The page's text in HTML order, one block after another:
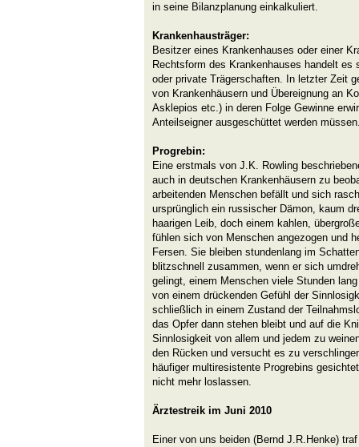
in seine Bilanzplanung einkalkuliert.
Krankenhausträger:
Besitzer eines Krankenhauses oder einer
Rechtsform des Krankenhauses handelt
oder private Trägerschaften. In letzter Zeit
von Krankenhäusern und Übereignung an
Asklepios etc.) in deren Folge Gewinne
Anteilseigner ausgeschüttet werden
Progrebin:
Eine erstmals von J.K. Rowling
auch in deutschen Krankenhäusern zu
arbeitenden Menschen befällt und sich
ursprünglich ein russischer Dämon, kaum
haarigen Leib, doch einem kahlen,
fühlen sich von Menschen angezogen und
Fersen. Sie bleiben stundenlang im
blitzschnell zusammen, wenn er sich
gelingt, einem Menschen viele Stunden
von einem drückenden Gefühl der
schließlich in einem Zustand der
das Opfer dann stehen bleibt und auf die
Sinnlosigkeit von allem und jedem zu
den Rücken und versucht es zu
häufiger multiresistente Progrebins
nicht mehr loslassen.
Ärztestreik im Juni 2010
Einer von uns beiden (Bernd J.R.Henke)